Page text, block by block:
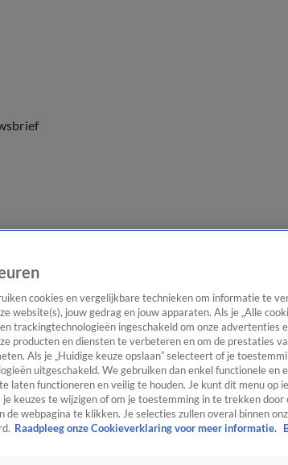
cookies en vergelijkbare technieken om informatie te
website(s), jouw gedrag en jouw apparaten. Als je „Alle
trackingtechnologieën ingeschakeld om onze advertenties
producten en diensten te verbeteren en om de prestaties
Als je „Huidige keuze opslaan” selecteert of je
uitgeschakeld. We gebruiken dan enkel functionele en
laten functioneren en veilig te houden. Je kunt dit menu op
keuzes te wijzigen of om je toestemming in te trekken door
de webpagina te klikken. Je selecties zullen overal binnen
Raadpleeg onze Cookieverklaring voor meer informatie.